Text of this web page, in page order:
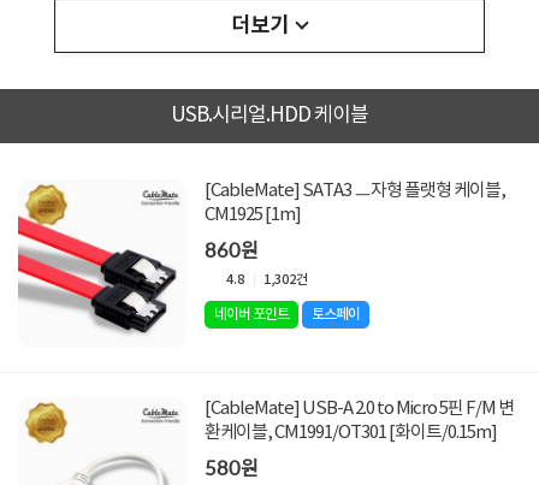
더보기
USB.시리얼.HDD 케이블
[CableMate] SATA3 ㅡ자형 플랫형 케이블,
CM1925 [1m]
860원
4.8 1,302건
네이버 포인트 토스페이
[CableMate] USB-A 2.0 to Micro 5핀 F/M 변
환케이블, CM1991/OT301 [화이트/0.15m]
580원